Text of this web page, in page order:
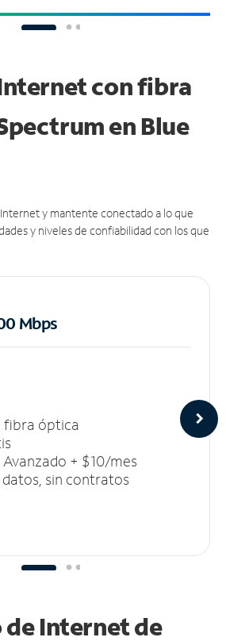
con fibra
en Blue
y mantente conectado a lo que
y niveles de confiabilidad con los que
Mbps
fibra óptica
+ $10/mes
sin contratos
de Internet de